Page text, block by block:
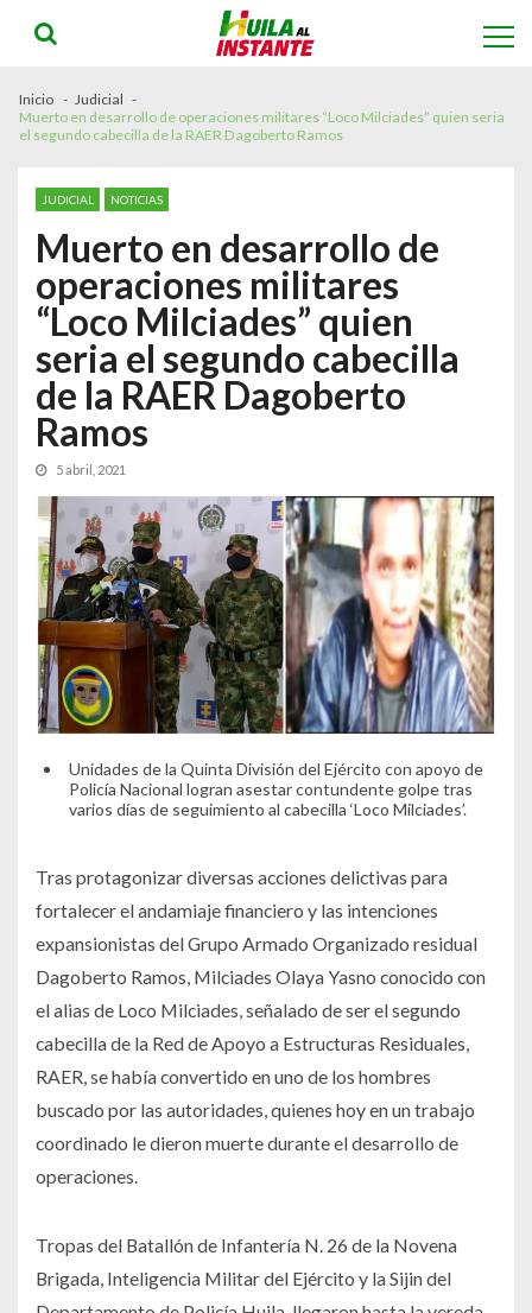
navigation
content
Inicio
Judicial
Muerto en desarrollo de operaciones militares “Loco Milciades” quien seria
el segundo cabecilla de la RAER Dagoberto Ramos
JUDICIAL NOTICIAS
Muerto en desarrollo de
operaciones militares
“Loco Milciades” quien
seria el segundo cabecilla
de la RAER Dagoberto
Ramos
5 abril, 2021
Unidades de la Quinta División del Ejército con apoyo de
Policía Nacional logran asestar contundente golpe tras
varios días de seguimiento al cabecilla ‘Loco Milciades’.
Tras protagonizar diversas acciones delictivas para
fortalecer el andamiaje financiero y las intenciones
expansionistas del Grupo Armado Organizado residual
Dagoberto Ramos, Milciades Olaya Yasno conocido con
el alias de Loco Milciades, señalado de ser el segundo
cabecilla de la Red de Apoyo a Estructuras Residuales,
RAER, se había convertido en uno de los hombres
buscado por las autoridades, quienes hoy en un trabajo
coordinado le dieron muerte durante el desarrollo de
operaciones.
Tropas del Batallón de Infantería N. 26 de la Novena
Brigada, Inteligencia Militar del Ejército y la Sijin del